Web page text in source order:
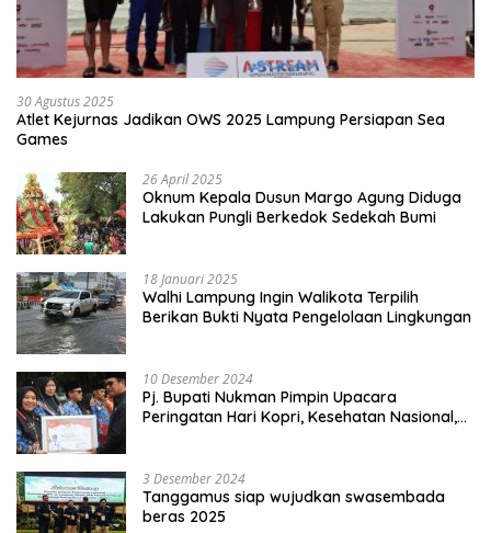
30 Agustus 2025
Atlet Kejurnas Jadikan OWS 2025 Lampung Persiapan Sea
Games
26 April 2025
Oknum Kepala Dusun Margo Agung Diduga
Lakukan Pungli Berkedok Sedekah Bumi
18 Januari 2025
Walhi Lampung Ingin Walikota Terpilih
Berikan Bukti Nyata Pengelolaan Lingkungan
10 Desember 2024
Pj. Bupati Nukman Pimpin Upacara
Peringatan Hari Kopri, Kesehatan Nasional,
3 Desember 2024
Tanggamus siap wujudkan swasembada
beras 2025